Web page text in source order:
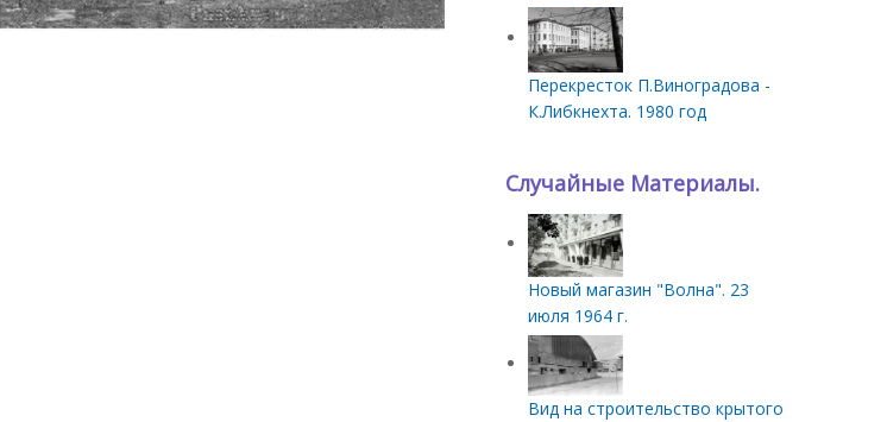
Перекресток П.Виноградова -
К.Либкнехта. 1980 год
Случайные Материалы.
Новый магазин "Волна". 23
июля 1964 г.
Вид на строительство крытого